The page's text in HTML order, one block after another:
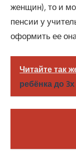
женщин), то и
пенсии у
оформить ее
Читайте так
ребёнка до